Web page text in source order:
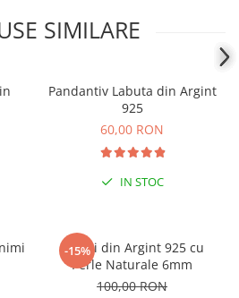
și
SIMILARE
Pandantiv Labuta din Argint
925
60,00 RON
IN STOC
-15%
Cercei din Argint 925 cu
Perle Naturale 6mm
100,00 RON